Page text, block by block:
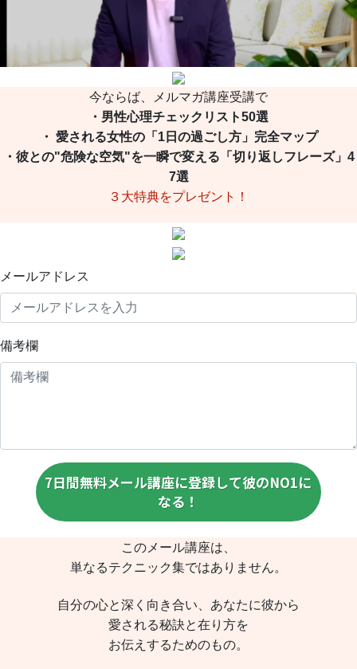
Video
今ならば、メルマガ講座受講で
・男性心理チェックリスト50選
・ 愛される女性の「1日の過ごし方」完全マップ
・彼との"危険な空気"を一瞬で変える「切り返しフレーズ」4
7選
３大特典をプレゼント！
メールアドレス
備考欄
7日間無料メール講座に登録して彼のNO1に
なる！
このメール講座は、
単なるテクニック集ではありません。
自分の心と深く向き合い、あなたに彼から
愛される秘訣と在り方を
お伝えするためのもの。